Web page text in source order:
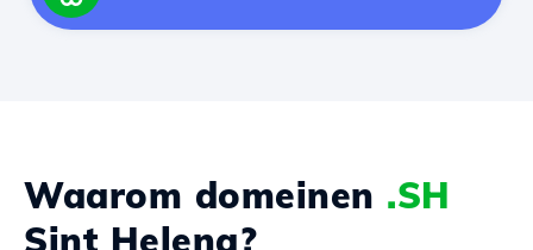
Waarom domeinen .SH
Sint Helena?